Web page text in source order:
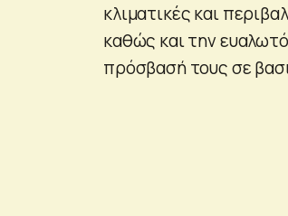
κλιματικές και
καθώς και την
πρόσβασή τους σε